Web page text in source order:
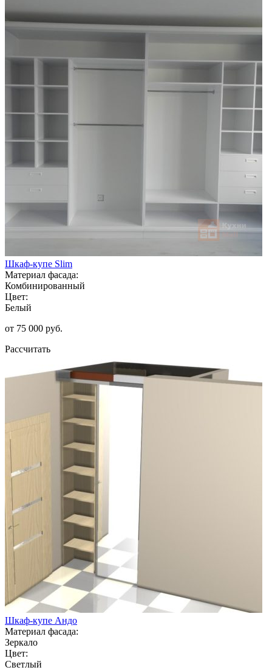
Шкаф-купе Slim
Материал фасада:
Комбинированный
Цвет:
Белый
от 75 000 руб.
Рассчитать
Шкаф-купе Андо
Материал фасада:
Зеркало
Цвет:
Светлый